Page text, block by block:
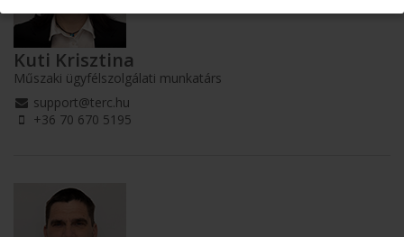
Kuti Krisztina
Műszaki ügyfélszolgálati munkatárs
support@terc.hu
+36 70 670 5195